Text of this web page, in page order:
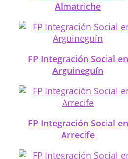
Almatriche
FP Integración Social en
Arguineguín
FP Integración Social en
Arrecife